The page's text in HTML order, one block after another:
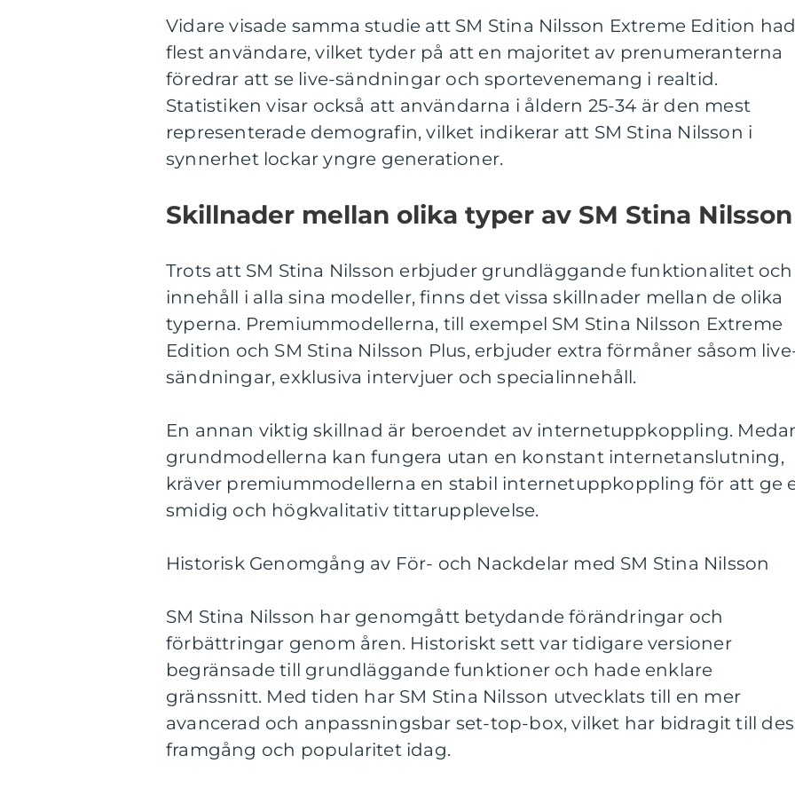
Vidare visade samma studie att SM Stina Nilsson Extreme Edition
flest användare, vilket tyder på att en majoritet av prenumeranterna
föredrar att se live-sändningar och sportevenemang i realtid.
Statistiken visar också att användarna i åldern 25-34 är den mest
representerade demografin, vilket indikerar att SM Stina Nilsson i
synnerhet lockar yngre generationer.
Skillnader mellan olika typer av SM Stina Nilsson
Trots att SM Stina Nilsson erbjuder grundläggande funktionalitet och
innehåll i alla sina modeller, finns det vissa skillnader mellan de olika
typerna. Premiummodellerna, till exempel SM Stina Nilsson Extreme
Edition och SM Stina Nilsson Plus, erbjuder extra förmåner såsom
sändningar, exklusiva intervjuer och specialinnehåll.
En annan viktig skillnad är beroendet av internetuppkoppling.
grundmodellerna kan fungera utan en konstant internetanslutning,
kräver premiummodellerna en stabil internetuppkoppling för att ge
smidig och högkvalitativ tittarupplevelse.
Historisk Genomgång av För- och Nackdelar med SM Stina Nilsson
SM Stina Nilsson har genomgått betydande förändringar och
förbättringar genom åren. Historiskt sett var tidigare versioner
begränsade till grundläggande funktioner och hade enklare
gränssnitt. Med tiden har SM Stina Nilsson utvecklats till en mer
avancerad och anpassningsbar set-top-box, vilket har bidragit till
framgång och popularitet idag.